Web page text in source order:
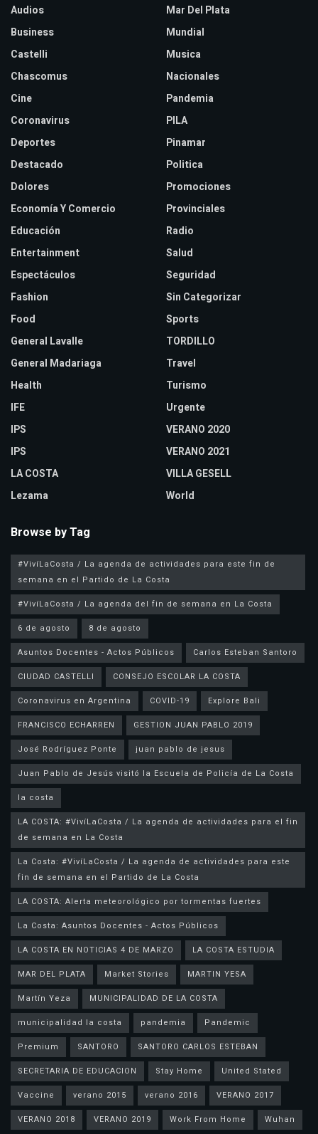
Audios
Business
Castelli
Chascomus
Cine
Coronavirus
Deportes
Destacado
Dolores
Economía Y Comercio
Educación
Entertainment
Espectáculos
Fashion
Food
General Lavalle
General Madariaga
Health
IFE
IPS
IPS
LA COSTA
Lezama
Mar Del Plata
Mundial
Musica
Nacionales
Pandemia
PILA
Pinamar
Politica
Promociones
Provinciales
Radio
Salud
Seguridad
Sin Categorizar
Sports
TORDILLO
Travel
Turismo
Urgente
VERANO 2020
VERANO 2021
VILLA GESELL
World
Browse by Tag
#VivíLaCosta / La agenda de actividades para este fin de
semana en el Partido de La Costa
#VivíLaCosta / La agenda del fin de semana en La Costa
6 de agosto
8 de agosto
Asuntos Docentes - Actos Públicos
Carlos Esteban Santoro
CIUDAD CASTELLI
CONSEJO ESCOLAR LA COSTA
Coronavirus en Argentina
COVID-19
Explore Bali
FRANCISCO ECHARREN
GESTION JUAN PABLO 2019
José Rodríguez Ponte
juan pablo de jesus
la costa
LA COSTA: #VivíLaCosta / La agenda de actividades para el fin
de semana en La Costa
La Costa: #VivíLaCosta / La agenda de actividades para este
fin de semana en el Partido de La Costa
LA COSTA: Alerta meteorológico por tormentas fuertes
La Costa: Asuntos Docentes - Actos Públicos
LA COSTA EN NOTICIAS 4 DE MARZO
LA COSTA ESTUDIA
MAR DEL PLATA
Market Stories
MARTIN YESA
Martín Yeza
MUNICIPALIDAD DE LA COSTA
municipalidad la costa
pandemia
Pandemic
Premium
SANTORO
SANTORO CARLOS ESTEBAN
SECRETARIA DE EDUCACION
Stay Home
United Stated
Vaccine
verano 2015 verano 2016
VERANO 2017
VERANO 2018
VERANO 2019 Work From Home Wuhan